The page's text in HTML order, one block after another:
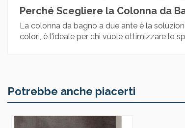
Perché Scegliere la Colonna da
La colonna da bagno a due ante è la
colori, è l'ideale per chi vuole ottimizzare lo
Potrebbe anche piacerti